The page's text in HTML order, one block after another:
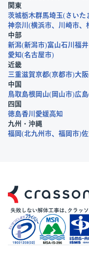
関東
茨城栃木群馬埼玉 さいた
神奈川
横浜市 川崎市
中部
新潟 新潟市 富山石川 福井
愛知 名古屋市
近畿
三重滋賀京都 京都市 大阪
中国
鳥取島根 岡山 岡山市 広島
四国
徳島香川 愛媛高知
九州・沖縄
福岡
北九州市 福岡市